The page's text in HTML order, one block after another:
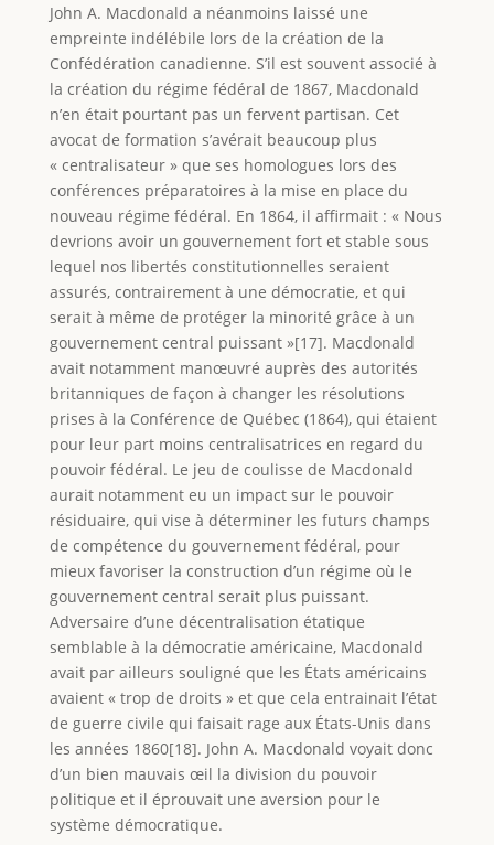
John A. Macdonald a néanmoins laissé une
empreinte indélébile lors de la création de la
Confédération canadienne. S’il est souvent associé à
la création du régime fédéral de 1867, Macdonald
n’en était pourtant pas un fervent partisan. Cet
avocat de formation s’avérait beaucoup plus
« centralisateur » que ses homologues lors des
conférences préparatoires à la mise en place du
nouveau régime fédéral. En 1864, il affirmait : « Nous
devrions avoir un gouvernement fort et stable sous
lequel nos libertés constitutionnelles seraient
assurés, contrairement à une démocratie, et qui
serait à même de protéger la minorité grâce à un
gouvernement central puissant »[17]. Macdonald
avait notamment manœuvré auprès des autorités
britanniques de façon à changer les résolutions
prises à la Conférence de Québec (1864), qui étaient
pour leur part moins centralisatrices en regard du
pouvoir fédéral. Le jeu de coulisse de Macdonald
aurait notamment eu un impact sur le pouvoir
résiduaire, qui vise à déterminer les futurs champs
de compétence du gouvernement fédéral, pour
mieux favoriser la construction d’un régime où le
gouvernement central serait plus puissant.
Adversaire d’une décentralisation étatique
semblable à la démocratie américaine, Macdonald
avait par ailleurs souligné que les États américains
avaient « trop de droits » et que cela entrainait l’état
de guerre civile qui faisait rage aux États-Unis dans
les années 1860[18]. John A. Macdonald voyait donc
d’un bien mauvais œil la division du pouvoir
politique et il éprouvait une aversion pour le
système démocratique.